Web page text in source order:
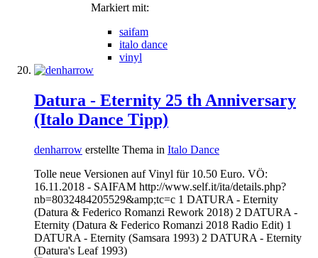
Markiert mit:
saifam
italo dance
vinyl
Datura - Eternity 25 th Anniversary
(Italo Dance Tipp)
denharrow erstellte Thema in Italo Dance
Tolle neue Versionen auf Vinyl für 10.50 Euro. VÖ:
16.11.2018 - SAIFAM http://www.self.it/ita/details.php?
nb=8032484205529&amp;tc=c 1 DATURA - Eternity
(Datura & Federico Romanzi Rework 2018) 2 DATURA -
Eternity (Datura & Federico Romanzi 2018 Radio Edit) 1
DATURA - Eternity (Samsara 1993) 2 DATURA - Eternity
(Datura's Leaf 1993)